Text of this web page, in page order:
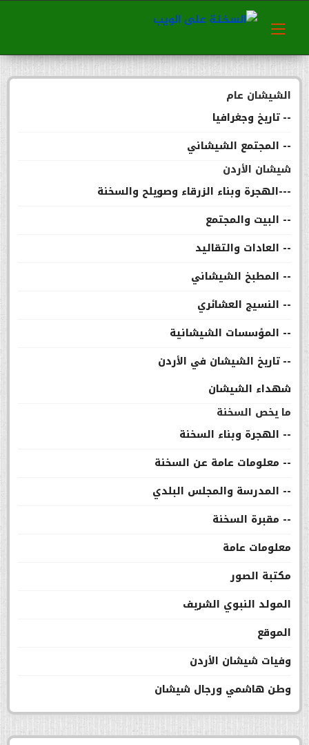
الشيشان عام
-- تاريخ وجغرافيا
-- المجتمع الشيشاني
شيشان الأردن
---الهجرة وبناء الزرقاء وصويلح والسخنة
-- البيت والمجتمع
-- العادات والتقاليد
-- المطبخ الشيشاني
-- النسيج العشائري
-- المؤسسات الشيشانية
-- تاريخ الشيشان في الأردن
شهداء الشيشان
ما يخص السخنة
-- الهجرة وبناء السخنة
-- معلومات عامة عن السخنة
-- المدرسة والمجلس البلدي
-- مقبرة السخنة
معلومات عامة
مكتبة الصور
المولد النبوي الشريف
الموقع
وفيات شيشان الأردن
وطن هاشمي ورجال شيشان